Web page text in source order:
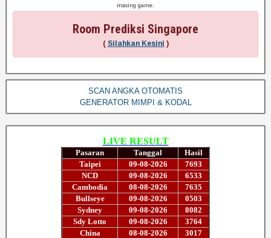
masing game.
Room Prediksi Singapore
( Silahkan Kesini )
SCAN ANGKA OTOMATIS
GENERATOR MIMPI & KODAL